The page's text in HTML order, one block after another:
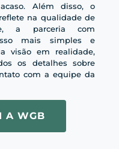
Além disso, o
na qualidade de
a parceria com
mais simples e
visão em realidade,
os detalhes sobre
com a equipe da
A WGB